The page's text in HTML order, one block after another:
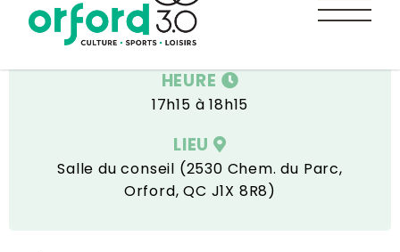
DATE
Mercredi 9 avril au 11 juin 2025
HEURE
17h15 à 18h15
LIEU
Salle du conseil (2530 Chem. du Parc,
Orford, QC J1X 8R8)